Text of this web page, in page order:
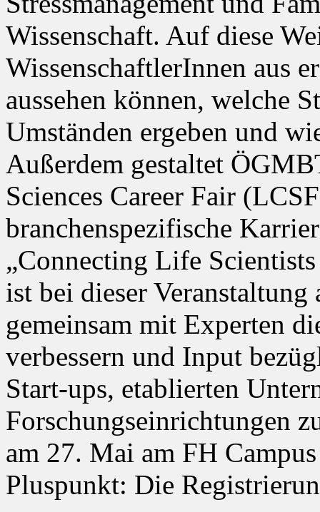
Wissenschaft. Auf diese
WissenschaftlerInnen aus
aussehen können, welche
Umständen ergeben und
Außerdem gestaltet
Sciences Career Fair
branchenspezifische
„Connecting Life
ist bei dieser
gemeinsam mit Experten
verbessern und Input
Start-ups, etablierten
Forschungseinrichtungen
am 27. Mai am FH
Pluspunkt: Die